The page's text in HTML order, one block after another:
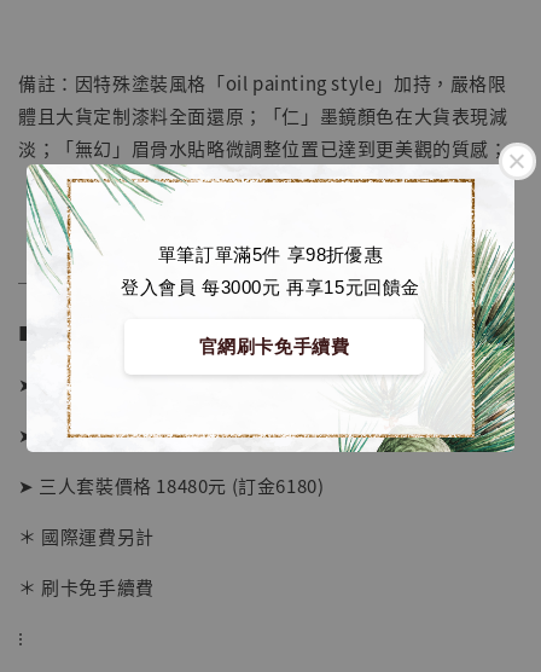
單筆訂單滿5件 享98折優惠
登入會員 每3000元 再享15元回饋金
官網刷卡免手續費
【店內現貨】海賊王 系列蒐藏雕像 布魯克達
摩 [7STARS Studio]
NT$ 1,500
NT$ 1,870
- +
加入購物車
備註：因特殊塗裝風格「oil painting style」加持，嚴格限
體且大貨定制漆料全面還原；「仁」墨鏡顏色在大貨表現減
淡；「無幻」眉骨水貼略微調整位置已達到更美觀的質感；
「風」面容五官優化；嚴格限定，永無再版
──────────────
■ 販售資訊 (NT$)：
➤ 單人價格 7180元 (訂金2880)
➤ 二人套裝價格 13280元 (訂金4480)
➤ 三人套裝價格 18480元 (訂金6180)
＊ 國際運費另計
＊ 刷卡免手續費
⁝